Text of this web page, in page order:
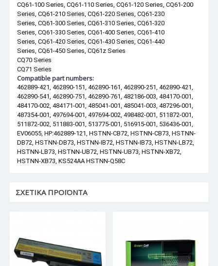
CQ61-100 Series, CQ61-110 Series, CQ61-120 Series, CQ61-200
Series, CQ61-210 Series, CQ61-220 Series, CQ61-230
Series, CQ61-300 Series, CQ61-310 Series, CQ61-320
Series, CQ61-330 Series, CQ61-400 Series, CQ61-410
Series, CQ61-420 Series, CQ61-430 Series, CQ61-440
Series, CQ61-450 Series, CQ61z Series
CQ70 Series
CQ71 Series
Compatible part numbers:
462889-421, 462890-151, 462890-161, 462890-251, 462890-421,
462890-541, 462890-751, 462890-761, 482186-003, 484170-001,
484170-002, 484171-001, 485041-001, 485041-003, 487296-001,
487354-001, 497694-001, 497694-002, 498482-001, 511872-001,
511872-002, 511883-001, 513775-001, 516915-001, 536436-001,
EV06055, HP:462889-121, HSTNN-CB72, HSTNN-CB73, HSTNN-
DB72, HSTNN-DB73, HSTNN-IB72, HSTNN-IB73, HSTNN-LB72,
HSTNN-LB73, HSTNN-UB72, HSTNN-UB73, HSTNN-XB72,
HSTNN-XB73, KS524AA HSTNN-Q58C
ΣΧΕΤΙΚΆ ΠΡΟΪΌΝΤΑ